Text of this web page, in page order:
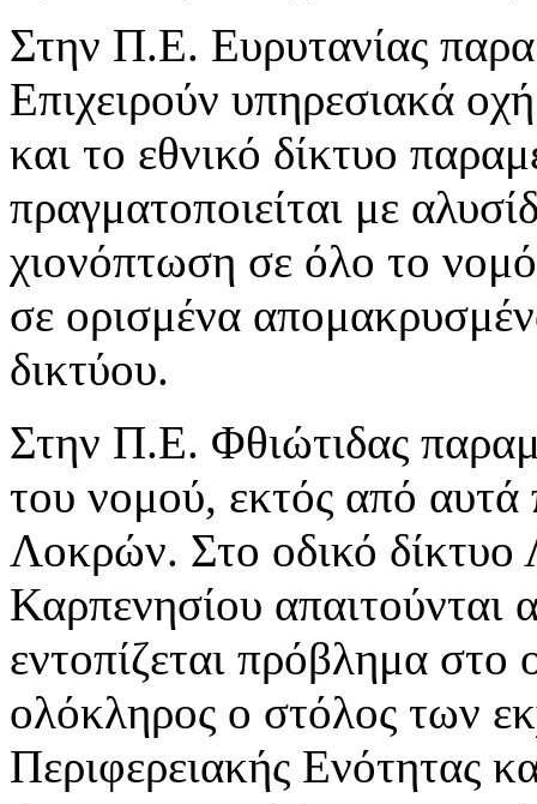
Στην Π.Ε. Ευρυτανίας
Επιχειρούν υπηρεσιακά
και το εθνικό δίκτυο
πραγματοποιείται με
χιονόπτωση σε όλο το
σε ορισμένα
δικτύου.
Στην Π.Ε. Φθιώτιδας
του νομού, εκτός από
Λοκρών. Στο οδικό
Καρπενησίου
εντοπίζεται πρόβλημα στο
ολόκληρος ο στόλος των
Περιφερειακής Ενότητας